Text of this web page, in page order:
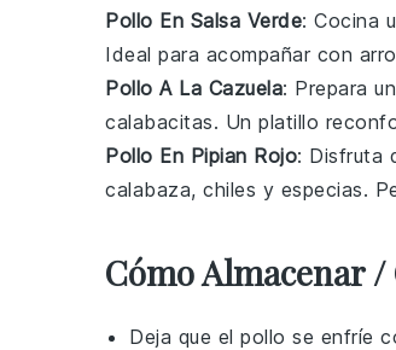
Pollo En Salsa Verde: Cocina
Ideal para acompañar con
Pollo A La Cazuela: Prepara un
calabacitas. Un platillo
Pollo En Pipian Rojo: Disfruta
calabaza, chiles y especias.
Cómo Almacenar
Deja que el pollo se enfríe